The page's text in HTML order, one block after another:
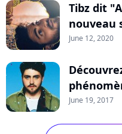
Tibz dit
nouveau
June 12, 2020
June 19, 2017